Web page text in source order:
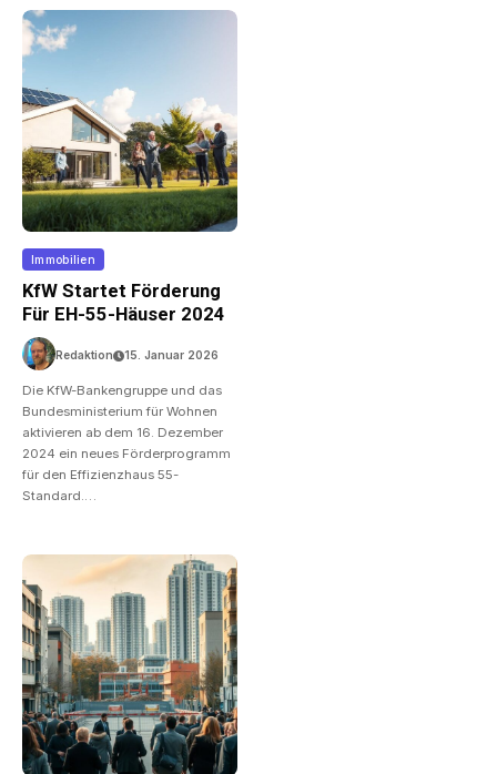
Immobilien
KfW Startet Förderung
Für EH-55-Häuser 2024
Redaktion 15. Januar 2026
Die KfW-Bankengruppe und das
Bundesministerium für Wohnen
aktivieren ab dem 16. Dezember
2024 ein neues Förderprogramm
für den Effizienzhaus 55-
Standard.…